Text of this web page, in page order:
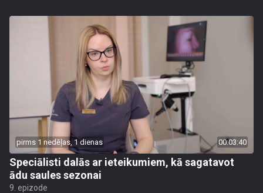
pirms 1 nedēļas, 1 dienas 00:03:40
Speciālisti dalās ar ieteikumiem, kā sagatavot
ādu saules sezonai
9. epizode